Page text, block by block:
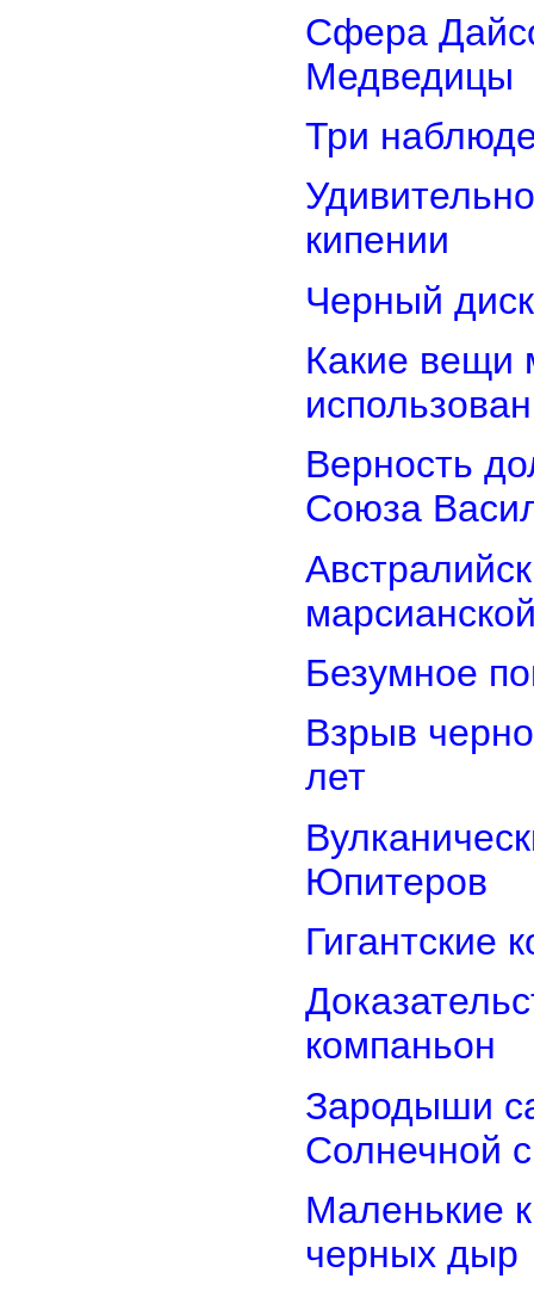
Сфера
Медведицы
Три
кипении
Черный
Какие вещи
Верность
Союза
Безумное
Взрыв
лет
Юпитеров
Гигантские
компаньон
Зародыши
Солнечной
Маленькие
черных дыр